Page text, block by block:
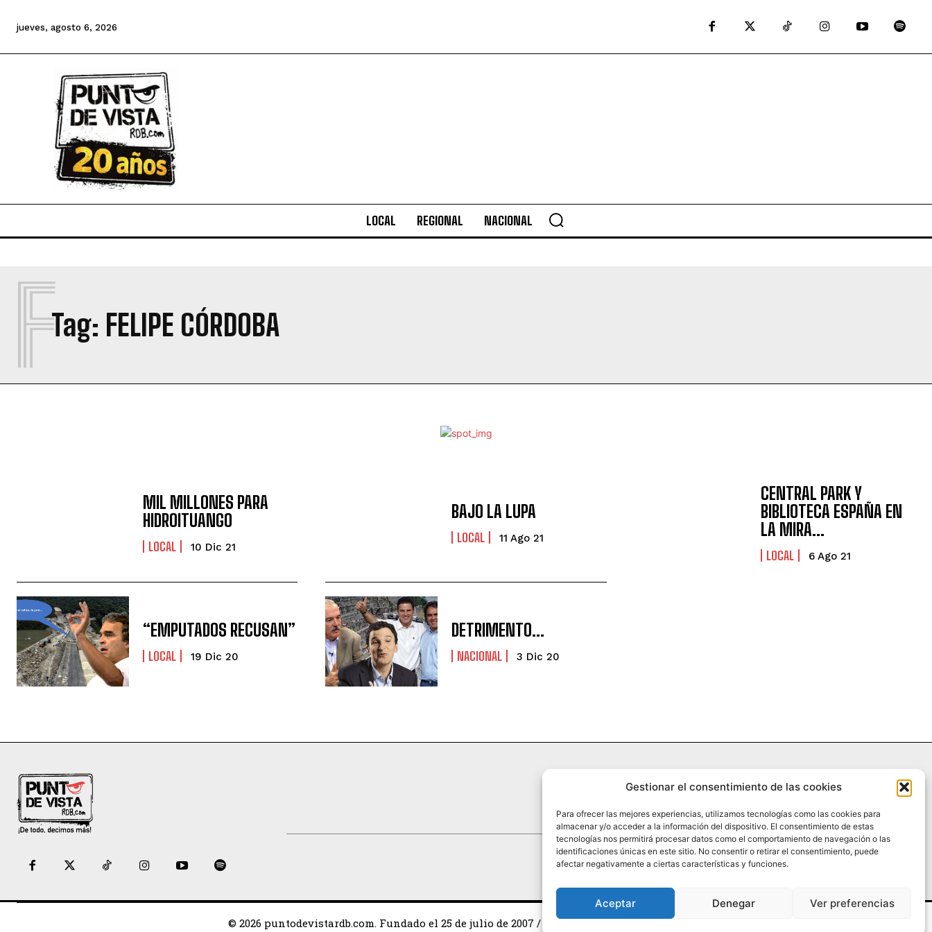
Gestionar el consentimiento de las cookies
Para ofrecer las mejores experiencias, utilizamos tecnologías como las cookies para
almacenar y/o acceder a la información del dispositivo. El consentimiento de estas
tecnologías nos permitirá procesar datos como el comportamiento de navegación o las
identificaciones únicas en este sitio. No consentir o retirar el consentimiento, puede
afectar negativamente a ciertas características y funciones.
Aceptar Denegar Ver preferencias
jueves, agosto 6, 2026
LOCAL REGIONAL NACIONAL
Tag: FELIPE CÓRDOBA
F
MIL MILLONES PARA
HIDROITUANGO
LOCAL 10 Dic 21
BAJO LA LUPA
LOCAL 11 Ago 21
CENTRAL PARK Y
BIBLIOTECA ESPAÑA EN
LA MIRA…
LOCAL 6 Ago 21
“EMPUTADOS RECUSAN”
LOCAL 19 Dic 20
DETRIMENTO…
NACIONAL 3 Dic 20
HISTORIA ¿QUIÉNES SOMOS? PODCAST CONTACTO DIRECTO
© 2026 puntodevistardb.com. Fundado el 25 de julio de 2007 / Todos los derechos reservados.